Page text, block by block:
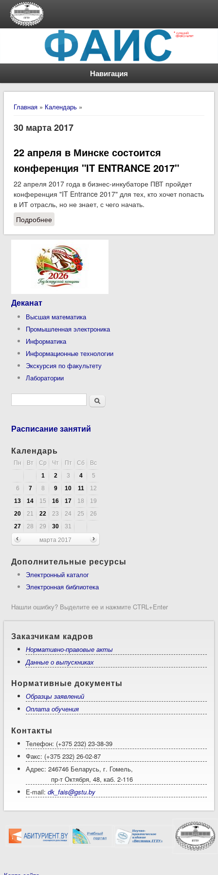
Навигация
Вы здесь
Главная» Календарь»
30 марта 2017
22 апреля в Минске состоится
конференция "IT ENTRANCE 2017"
22 апреля 2017 года в бизнес-инкубаторе ПВТ пройдет
конференция "IT Entrance 2017" для тех, кто хочет попасть
в ИТ отрасль, но не знает, с чего начать.
Подробнеео 22 апреля в Минске состоится конференция "IT
ENTRANCE 2017"
Деканат
Высшая математика
Промышленная электроника
Информатика
Информационные технологии
Экскурсия по факультету
Лаборатории
Форма поискаПоиск
Расписание занятий
Календарь
Пн Вт Ср Чт Пт Сб
Вс
1
2 3 4
5
6
7 8 9 10 11
12
13
14 15 16 17 18
19
20
21 22 23 24 25
26
27
28 29 30
31
марта 2017
Дополнительные ресурсы
Электронный каталог
Электронная библиотека
Нашли ошибку? Выделите ее и нажмите CTRL+Enter
Заказчикам кадров
Нормативно-правовые акты
Данные о выпускниках
Нормативные документы
Образцы заявлений
Оплата обучения
Контакты
Телефон: (+375 232) 23-38-39
Факс: (+375 232) 26-02-87
Адрес: 246746 Беларусь, г. Гомель,
пр-т Октября, 48, каб. 2-116
E-mail:dk_fais@gstu.by